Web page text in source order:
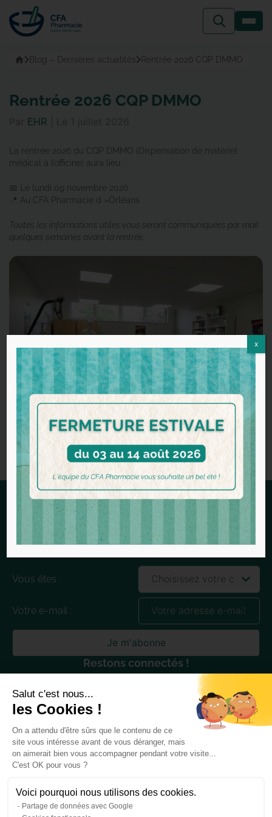
Salut c'est nous...
les Cookies !
On a attendu d'être sûrs que le contenu de ce
site vous intéresse avant de vous déranger, mais
on aimerait bien vous accompagner pendant votre visite...
C'est OK pour vous ?
Voici pourquoi nous utilisons des cookies.
Partage de données avec Google
au
contenu
Accueil
Blog – Dernières actualités Rentrée 2026 CQP DMMO
Rentrée 2026 CQP DMMO
EHR
La rentrée 2026 du CQP DMMO (Dispensation de matériel
médical à l’officine) aura lieu :
📅 Le lundi 09 novembre 2026
📍 Au CFA Pharmacie d »Orléans
Toutes les informations utiles vous seront communiquées par mail
quelques semaines avant la rentrée.
En savoir plus
Formez un alternant
Blog
Nous contacter
Vous êtes :
Votre e-mail :
Restons connectés !
Mentions légales CGDV
Politique de confidentialité
Plan du site
x